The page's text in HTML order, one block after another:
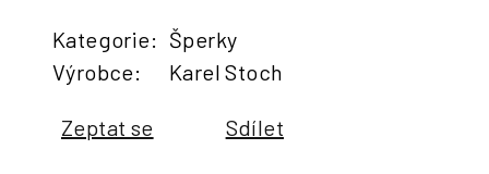
Kategorie: Šperky
Výrobce: Karel Stoch
Zeptat se Sdílet